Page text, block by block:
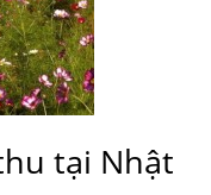
tại Nhật